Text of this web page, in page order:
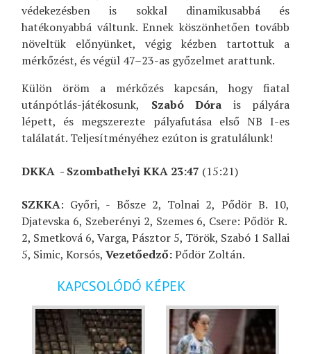
védekezésben is sokkal dinamikusabbá és
hatékonyabbá váltunk. Ennek köszönhetően tovább
növeltük előnyünket, végig kézben tartottuk a
mérkőzést, és végül 47–23-as győzelmet arattunk.
Külön öröm a mérkőzés kapcsán, hogy fiatal
utánpótlás-játékosunk, Szabó Dóra is pályára
lépett, és megszerezte pályafutása első NB I-es
találatát. Teljesítményéhez ezúton is gratulálunk!
DKKA - Szombathelyi KKA 23:47 (15:21)
SZKKA: Győri, - Bősze 2, Tolnai 2, Pődör B. 10,
Djatevska 6, Szeberényi 2, Szemes 6, Csere: Pődör R.
2, Smetková 6, Varga, Pásztor 5, Török, Szabó 1 Sallai
5, Simic, Korsós, Vezetőedző:Pődör Zoltán.
KAPCSOLÓDÓ KÉPEK